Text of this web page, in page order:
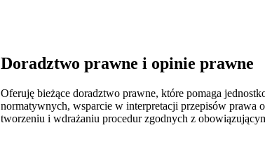
Doradztwo prawne i opinie prawne
Oferuję bieżące doradztwo prawne, które pomaga
normatywnych, wsparcie w interpretacji przepisów prawa
tworzeniu i wdrażaniu procedur zgodnych z